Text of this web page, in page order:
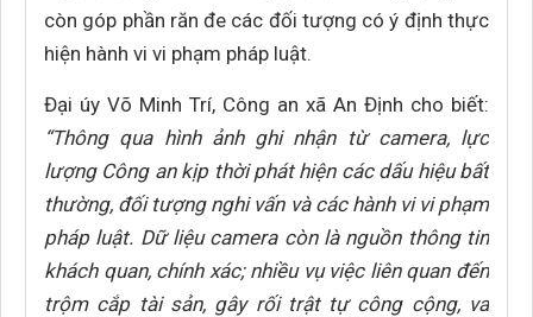
còn góp phần răn đe các đối tượng có ý định thực
hiện hành vi vi phạm pháp luật.
Đại úy Võ Minh Trí, Công an xã An Định cho biết:
“Thông qua hình ảnh ghi nhận từ camera, lực
lượng Công an kịp thời phát hiện các dấu hiệu bất
thường, đối tượng nghi vấn và các hành vi vi phạm
pháp luật. Dữ liệu camera còn là nguồn thông tin
khách quan, chính xác; nhiều vụ việc liên quan đến
trộm cắp tài sản, gây rối trật tự công cộng, va